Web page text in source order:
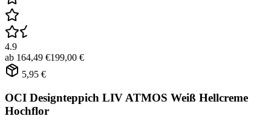
4.9
ab 164,49 €199,00 €
5,95 €
OCI Designteppich LIV ATMOS Weiß Hellcreme
Hochflor